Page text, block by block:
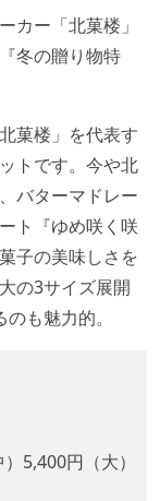
カー「北菓楼」
冬の贈り物特
菓楼」を代表す
トです。今や北
バターマドレー
ト『ゆめ咲く咲
子の美味しさを
の3サイズ展開
も魅力的。
5,400円（大）